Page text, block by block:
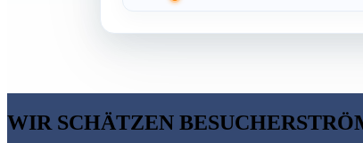
WIR SCHÄTZEN